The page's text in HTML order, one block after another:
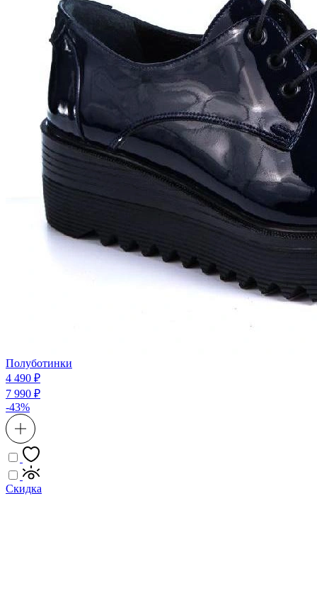
Полуботинки
4 490 ₽
7 990 ₽
-43%
Скидка